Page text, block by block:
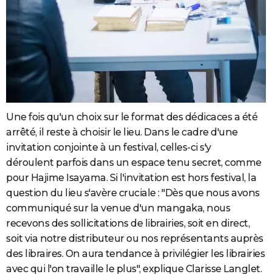
Une fois qu'un choix sur le format des dédicaces a été
arrêté, il reste à choisir le lieu. Dans le cadre d'une
invitation conjointe à un festival, celles-ci s'y
déroulent parfois dans un espace tenu secret, comme
pour Hajime Isayama. Si l'invitation est hors festival, la
question du lieu s'avère cruciale : "Dès que nous avons
communiqué sur la venue d'un mangaka, nous
recevons des sollicitations de librairies, soit en direct,
soit via notre distributeur ou nos représentants auprès
des libraires. On aura tendance à privilégier les librairies
avec qui l'on travaille le plus", explique Clarisse Langlet.